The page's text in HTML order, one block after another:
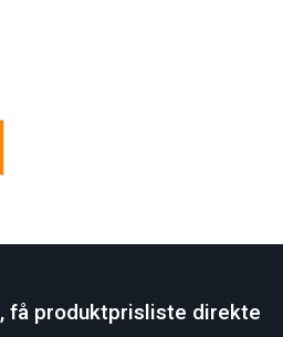
få produktprisliste direkte